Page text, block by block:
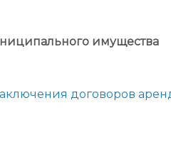
имущества
договоров